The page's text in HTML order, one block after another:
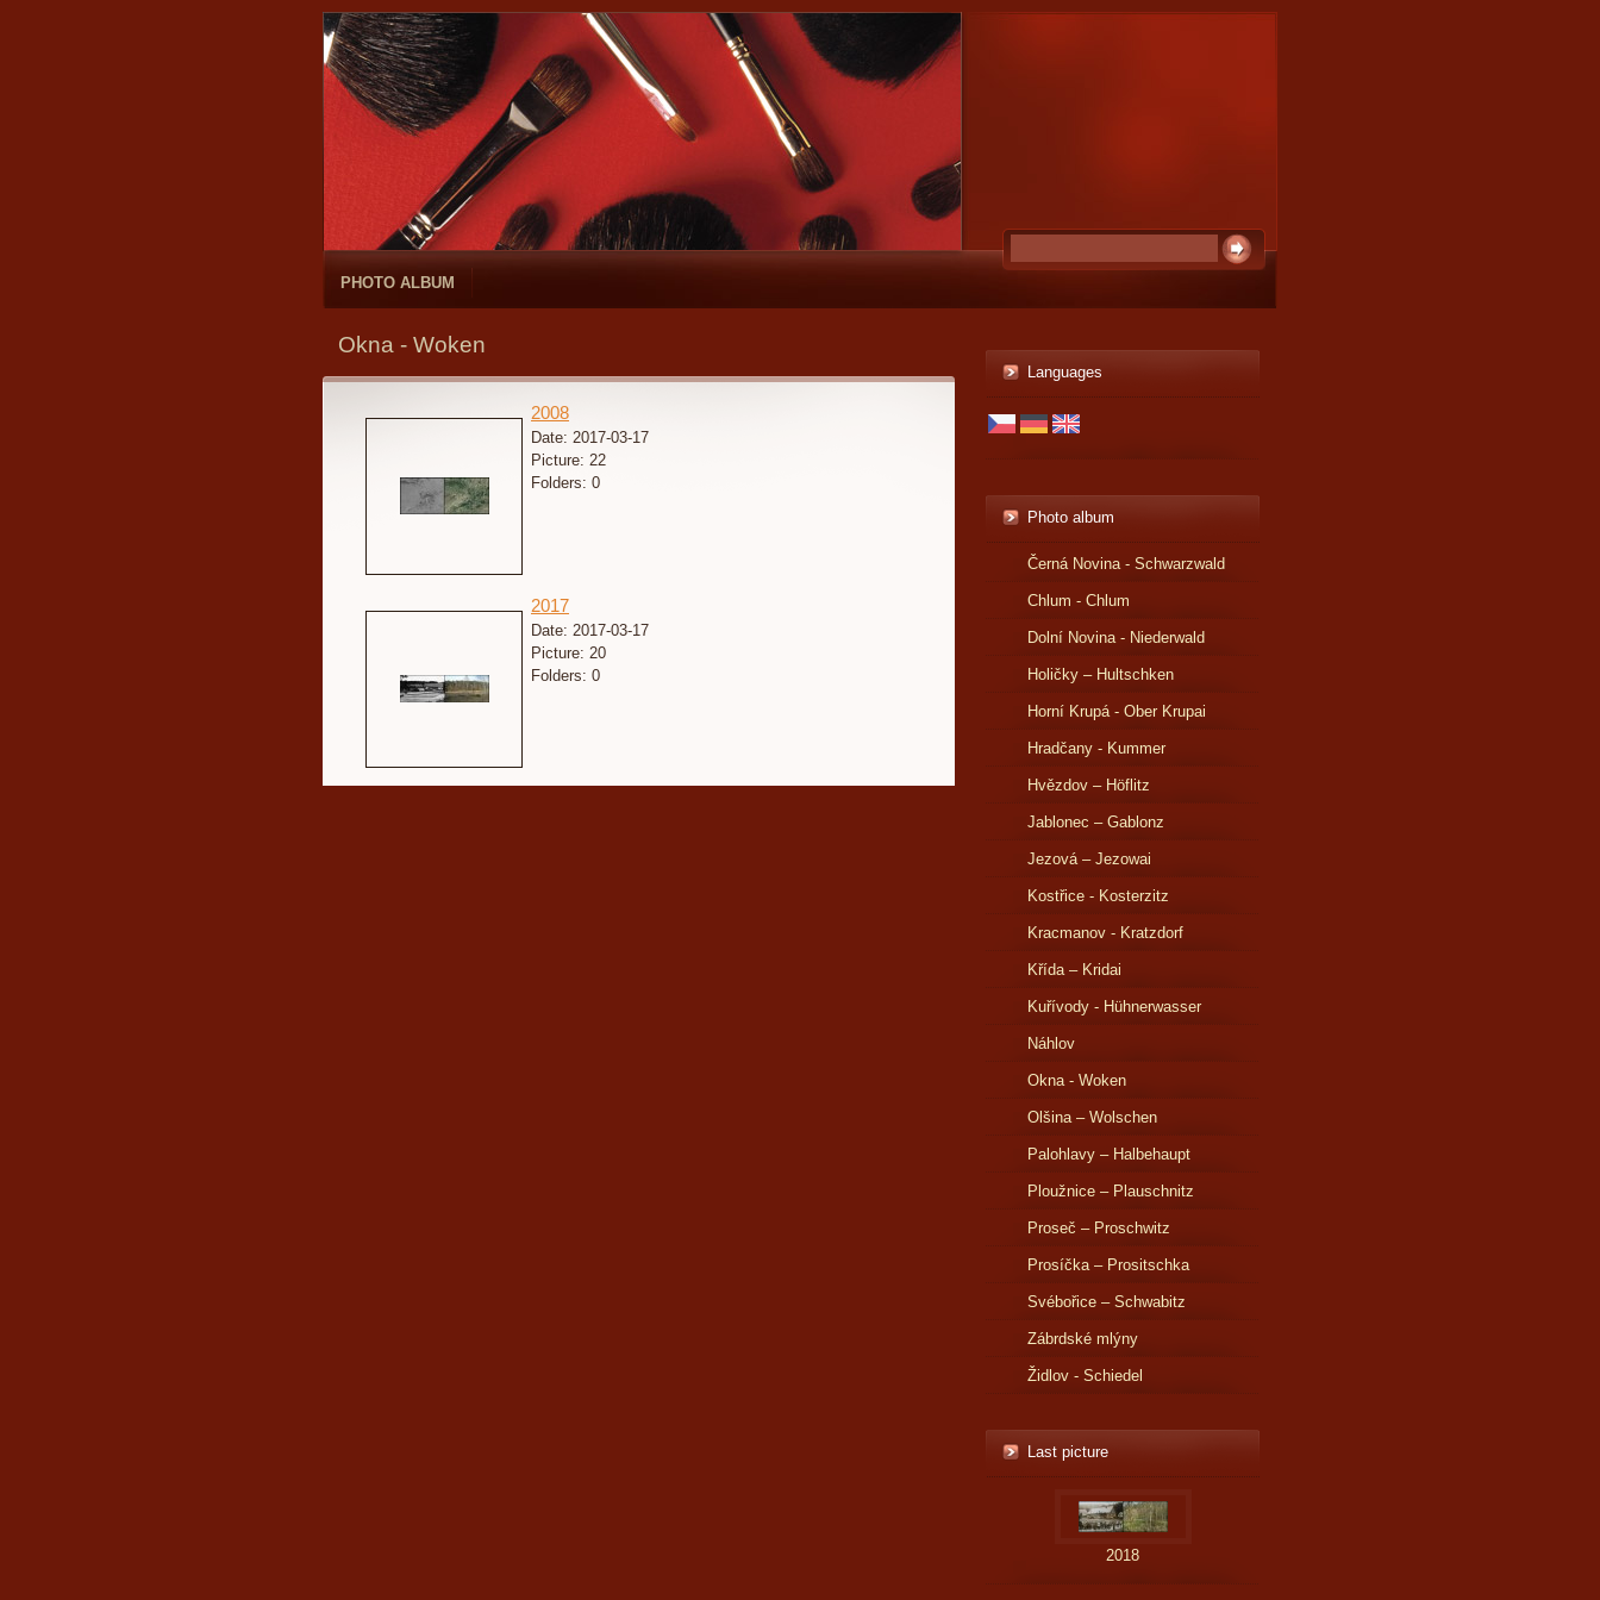
PHOTO ALBUM
Okna - Woken
2008
Date: 2017-03-17
Picture: 22
Folders: 0
2017
Date: 2017-03-17
Picture: 20
Folders: 0
Languages
Photo album
Černá Novina - Schwarzwald
Chlum - Chlum
Dolní Novina - Niederwald
Holičky – Hultschken
Horní Krupá - Ober Krupai
Hradčany - Kummer
Hvězdov – Höflitz
Jablonec – Gablonz
Jezová – Jezowai
Kostřice - Kosterzitz
Kracmanov - Kratzdorf
Křída – Kridai
Kuřívody - Hühnerwasser
Náhlov
Okna - Woken
Olšina – Wolschen
Palohlavy – Halbehaupt
Ploužnice – Plauschnitz
Proseč – Proschwitz
Prosíčka – Prositschka
Svébořice – Schwabitz
Zábrdské mlýny
Židlov - Schiedel
Last picture
2018